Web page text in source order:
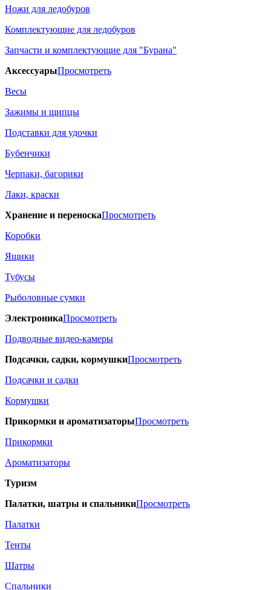
Ножи для ледобуров
Комплектующие для ледобуров
Запчасти и комплектующие для "Бурана"
АксессуарыПросмотреть
Весы
Зажимы и щипцы
Подставки для удочки
Бубенчики
Черпаки, багорики
Лаки, краски
Хранение и переноскаПросмотреть
Коробки
Ящики
Тубусы
Рыболовные сумки
ЭлектроникаПросмотреть
Подводные видео-камеры
Подсачки, садки, кормушкиПросмотреть
Подсачки и садки
Кормушки
Прикормки и ароматизаторыПросмотреть
Прикормки
Ароматизаторы
Туризм
Палатки, шатры и спальникиПросмотреть
Палатки
Тенты
Шатры
Спальники